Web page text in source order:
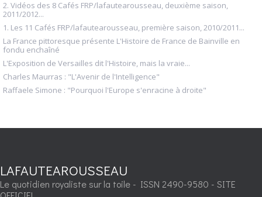
2. Vidéos des 8 Cafés FRP/lafautearousseau, deuxième saison,
2011/2012...
1. Les 11 Cafés FRP/lafautearousseau, première saison, 2010/2011...
La France pittoresque présente L'Histoire de France de Bainville en
fondu enchaîné
L'Exposition de Versailles dit l'Histoire, mais la vraie...
Charles Maurras : "L'Avenir de l'Intelligence"
Raffaele Simone : "Pourquoi l'Europe s'enracine à droite"
LAFAUTEAROUSSEAU
Le quotidien royaliste sur la toile - ISSN 2490-9580 - SITE